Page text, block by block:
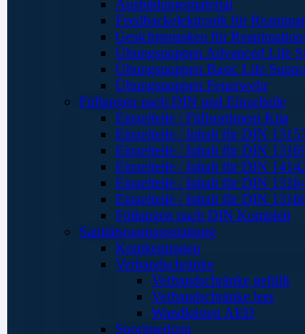
Ausbildungsmaterial
Feedbackelektronik für
Gesichtsmasken für
Übungspuppen Advanced Life
Übungspuppen Basic Life
Übungspuppen Feuerwehr
Füllungen nach DIN und Einzelteile
Einzelteile / Füllsortiment Kita
Einzelteile / Inhalt für DIN
Einzelteile / Inhalt für DIN
Einzelteile / Inhalt für DIN
Einzelteile / Inhalt für DIN
Einzelteile / Inhalt für DIN
Füllungen nach DIN Komplett
Sanitätsraumausstattung
Krankentragen
Verbandschränke
Verbandschränke gefüllt
Verbandschränke leer
Wandkästen AED
Sportmedizin